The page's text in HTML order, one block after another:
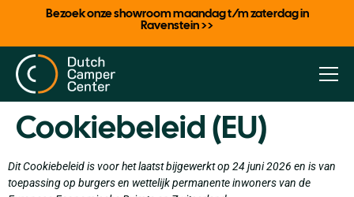
Bezoek onze showroom maandag t/m zaterdag in
Ravenstein >>
Cookiebeleid (EU)
Dit Cookiebeleid is voor het laatst bijgewerkt op 24 juni 2026 en is van
toepassing op burgers en wettelijk permanente inwoners van de